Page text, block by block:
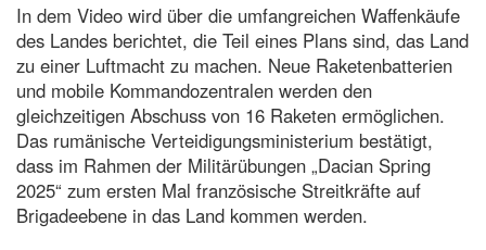
In dem Video wird über die umfangreichen Waffenkäufe
des Landes berichtet, die Teil eines Plans sind, das Land
zu einer Luftmacht zu machen. Neue Raketenbatterien
und mobile Kommandozentralen werden den
gleichzeitigen Abschuss von 16 Raketen ermöglichen.
Das rumänische Verteidigungsministerium bestätigt,
dass im Rahmen der Militärübungen „Dacian Spring
2025“ zum ersten Mal französische Streitkräfte auf
Brigadeebene in das Land kommen werden.